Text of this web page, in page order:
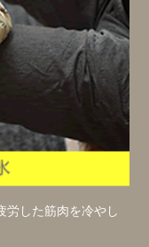
労した筋肉を冷やし